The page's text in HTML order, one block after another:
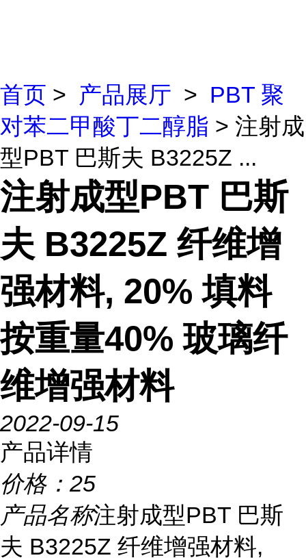
首页 > 产品展厅 > PBT 聚
对苯二甲酸丁二醇脂 > 注射成
型PBT 巴斯夫 B3225Z ...
注射成型PBT 巴斯
夫 B3225Z 纤维增
强材料, 20% 填料
按重量40% 玻璃纤
维增强材料
2022-09-15
产品详情
价格： 25
产品名称注射成型PBT 巴斯
夫 B3225Z 纤维增强材料,